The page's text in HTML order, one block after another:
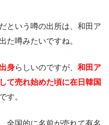
という噂の出所は、和田ア
た噂みたいですね。
身らしいのですが、 和田ア
て売れ始めた頃に在日韓国
す。